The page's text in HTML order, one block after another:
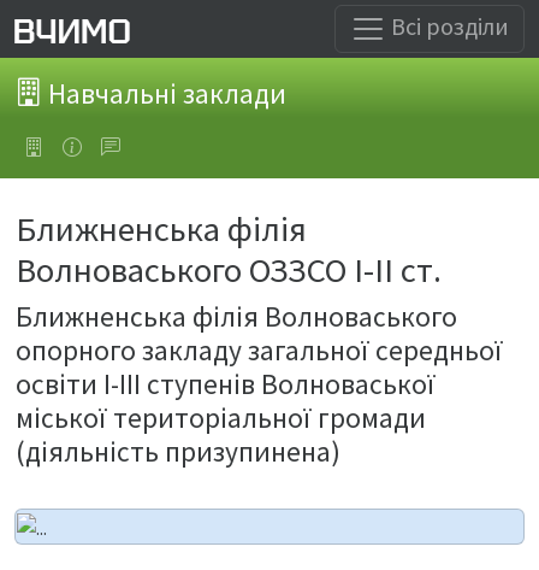
Всі розділи
Навчальні заклади
Ближненська філія
Волноваського ОЗЗСО І-ІІ ст.
Ближненська філія Волноваського
опорного закладу загальної середньої
освіти І-ІІІ ступенів Волноваської
міської територіальної громади
(діяльність призупинена)